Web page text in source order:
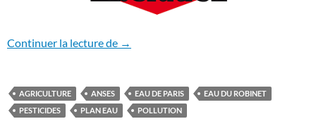
Continuer la lecture de Stop aux pesticides dans notre eau
→
AGRICULTURE ANSES EAU DE PARIS
EAU DU ROBINET
PESTICIDES
PLAN EAU POLLUTION